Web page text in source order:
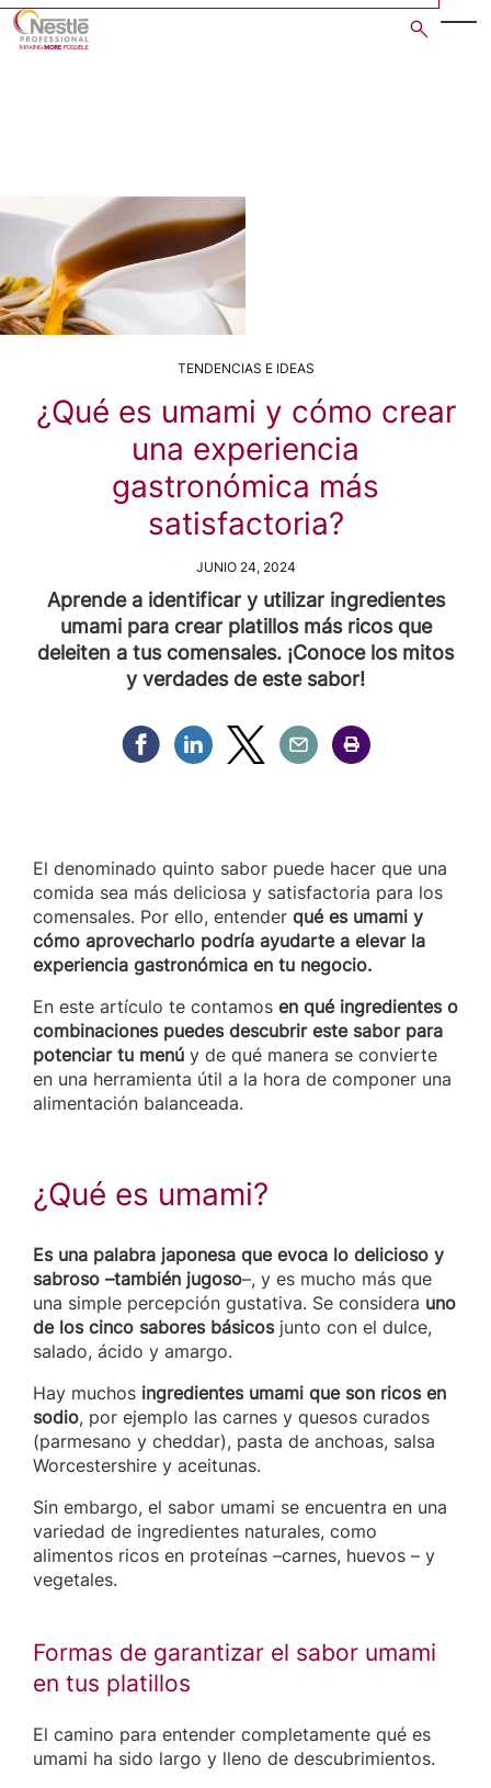
Skip
TENDENCIAS E IDEAS
¿Qué es umami y cómo crear
una experiencia
gastronómica más
satisfactoria?
JUNIO 24, 2024
Aprende a identificar y utilizar ingredientes
umami para crear platillos más ricos que
deleiten a tus comensales. ¡Conoce los mitos
y verdades de este sabor!
Compartir Facebook
Compartir Linkedin
Compartir Twitter
Compartir Email
Compartir Imprimir
El denominado quinto sabor puede hacer que una
comida sea más deliciosa y satisfactoria para los
comensales. Por ello, entender qué es umami y
cómo aprovecharlo podría ayudarte a elevar la
experiencia gastronómica en tu negocio.
En este artículo te contamos en qué ingredientes o
combinaciones puedes descubrir este sabor para
potenciar tu menú y de qué manera se convierte
en una herramienta útil a la hora de componer una
alimentación balanceada.
¿Qué es umami?
Es una palabra japonesa que evoca lo delicioso y
sabroso –también jugoso–, y es mucho más que
una simple percepción gustativa. Se considera uno
de los cinco sabores básicosjunto con el dulce,
salado, ácido y amargo.
Hay muchos ingredientes umami que son ricos en
sodio, por ejemplo las carnes y quesos curados
(parmesano y cheddar), pasta de anchoas, salsa
Worcestershire y aceitunas.
Sin embargo, el sabor umami se encuentra en una
variedad de ingredientes naturales, como
alimentos ricos en proteínas –carnes, huevos – y
vegetales.
Formas de garantizar el sabor umami
en tus platillos
El camino para entender completamente qué es
umami ha sido largo y lleno de descubrimientos.